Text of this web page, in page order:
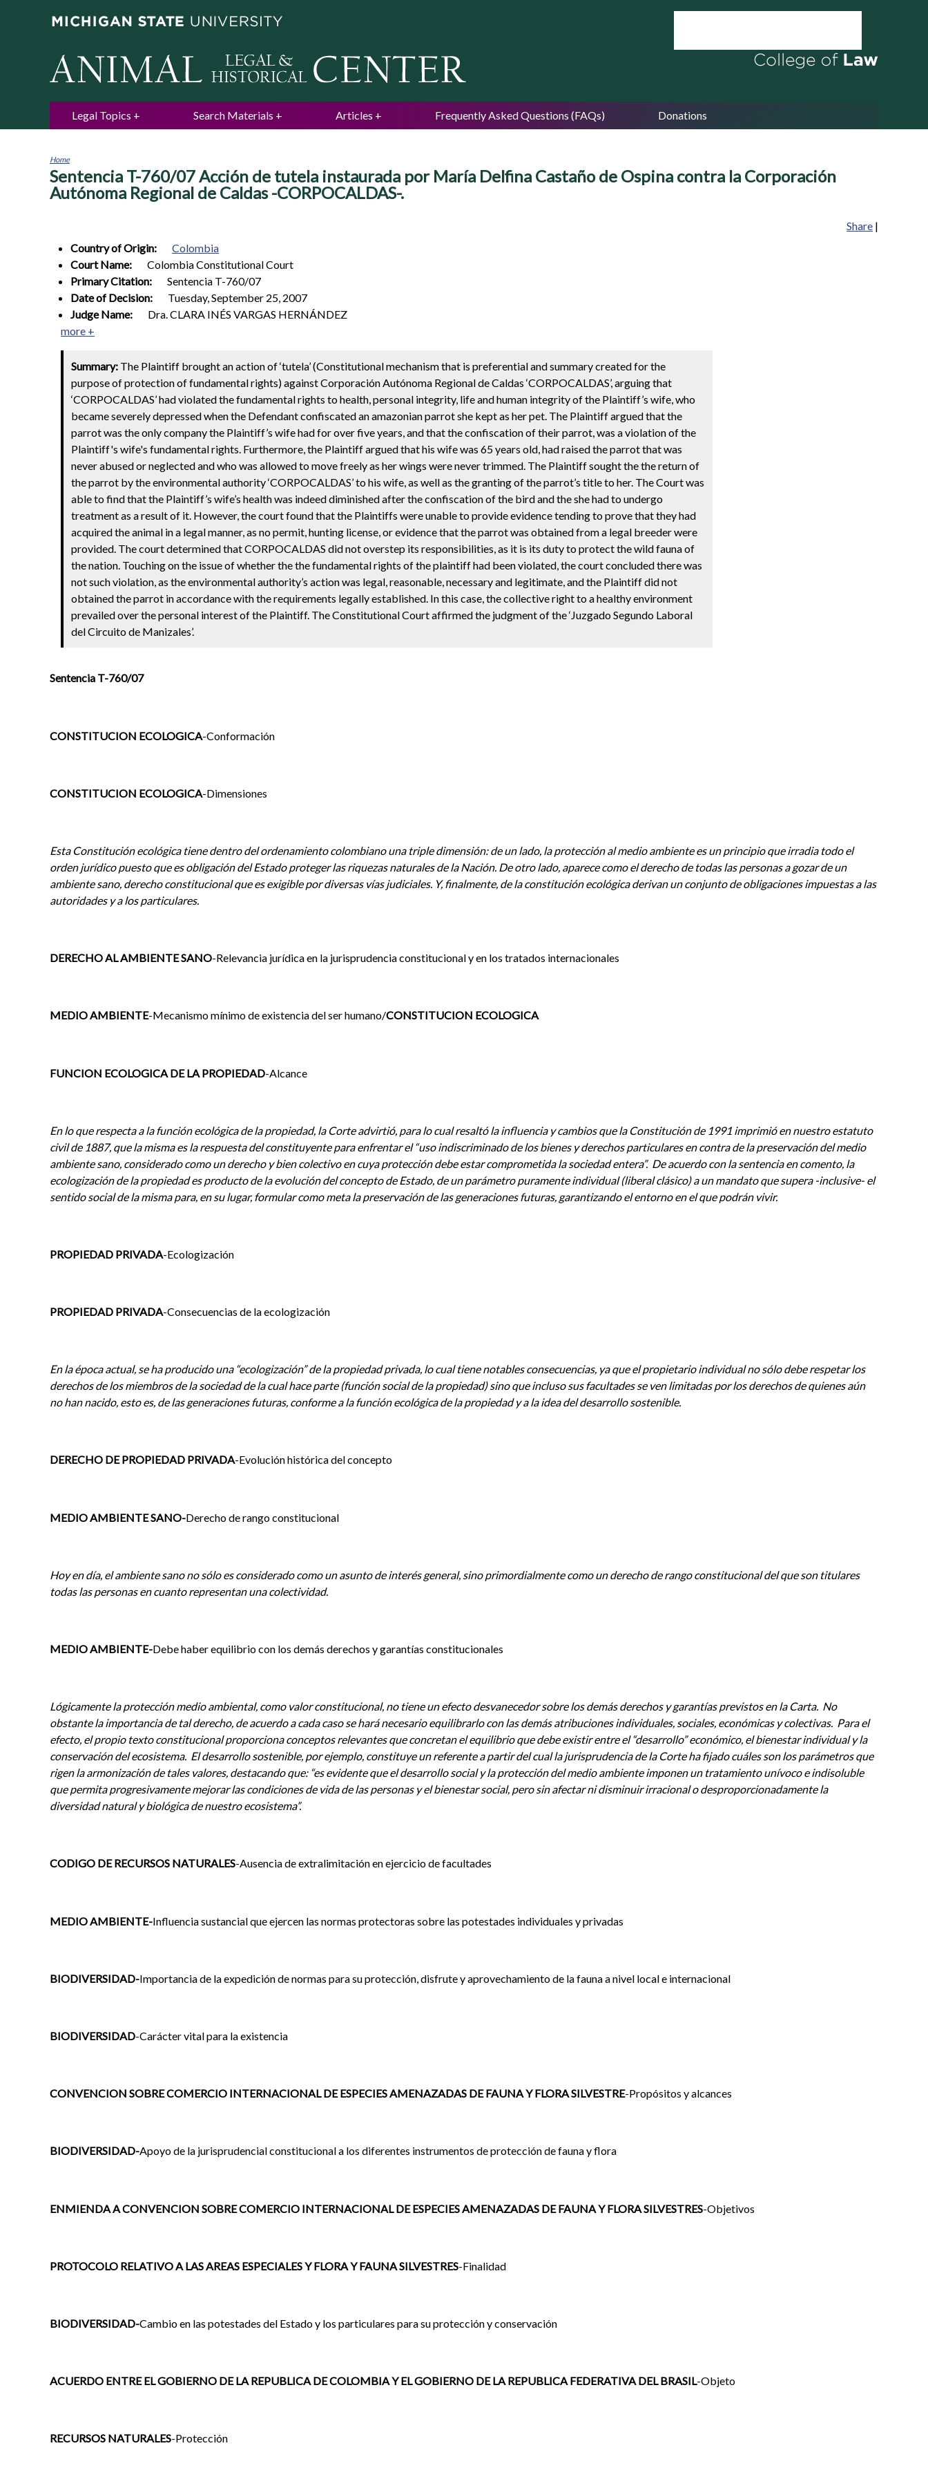
Legal Topics Search Materials Articles Frequently Asked Questions (FAQs) Donations
You
are
here
Home
Sentencia T-760/07 Acción de tutela instaurada por María Delfina Castaño de Ospina contra la Corporación
Autónoma Regional de Caldas -CORPOCALDAS-.
Share |
Country of Origin:
Colombia
Court Name:
Colombia Constitutional Court
Primary Citation:
Sentencia T-760/07
Date of Decision:
Tuesday, September 25, 2007
Judge Name:
Dra. CLARA INÉS VARGAS HERNÁNDEZ
more +
Summary: The Plaintiff brought an action of ‘tutela’ (Constitutional mechanism that is preferential and summary created for the
purpose of protection of fundamental rights) against Corporación Autónoma Regional de Caldas ‘CORPOCALDAS’, arguing that
‘CORPOCALDAS’ had violated the fundamental rights to health, personal integrity, life and human integrity of the Plaintiff’s wife, who
became severely depressed when the Defendant confiscated an amazonian parrot she kept as her pet. The Plaintiff argued that the
parrot was the only company the Plaintiff’s wife had for over five years, and that the confiscation of their parrot, was a violation of the
Plaintiff's wife's fundamental rights. Furthermore, the Plaintiff argued that his wife was 65 years old, had raised the parrot that was
never abused or neglected and who was allowed to move freely as her wings were never trimmed. The Plaintiff sought the the return of
the parrot by the environmental authority ‘CORPOCALDAS’ to his wife, as well as the granting of the parrot’s title to her. The Court was
able to find that the Plaintiff’s wife’s health was indeed diminished after the confiscation of the bird and the she had to undergo
treatment as a result of it. However, the court found that the Plaintiffs were unable to provide evidence tending to prove that they had
acquired the animal in a legal manner, as no permit, hunting license, or evidence that the parrot was obtained from a legal breeder were
provided. The court determined that CORPOCALDAS did not overstep its responsibilities, as it is its duty to protect the wild fauna of
the nation. Touching on the issue of whether the the fundamental rights of the plaintiff had been violated, the court concluded there was
not such violation, as the environmental authority’s action was legal, reasonable, necessary and legitimate, and the Plaintiff did not
obtained the parrot in accordance with the requirements legally established. In this case, the collective right to a healthy environment
prevailed over the personal interest of the Plaintiff. The Constitutional Court affirmed the judgment of the ‘Juzgado Segundo Laboral
del Circuito de Manizales’.
Sentencia T-760/07
CONSTITUCION ECOLOGICA-Conformación
CONSTITUCION ECOLOGICA-Dimensiones
Esta Constitución ecológica tiene dentro del ordenamiento colombiano una triple dimensión: de un lado, la protección al medio ambiente es un principio que irradia todo el
orden jurídico puesto que es obligación del Estado proteger las riquezas naturales de la Nación. De otro lado, aparece como el derecho de todas las personas a gozar de un
ambiente sano, derecho constitucional que es exigible por diversas vías judiciales. Y, finalmente, de la constitución ecológica derivan un conjunto de obligaciones impuestas a las
autoridades y a los particulares.
DERECHO AL AMBIENTE SANO-Relevancia jurídica en la jurisprudencia constitucional y en los tratados internacionales
MEDIO AMBIENTE-Mecanismo mínimo de existencia del ser humano/CONSTITUCION ECOLOGICA
FUNCION ECOLOGICA DE LA PROPIEDAD-Alcance
En lo que respecta a la función ecológica de la propiedad, la Corte advirtió, para lo cual resaltó la influencia y cambios que la Constitución de 1991 imprimió en nuestro estatuto
civil de 1887, que la misma es la respuesta del constituyente para enfrentar el “uso indiscriminado de los bienes y derechos particulares en contra de la preservación del medio
ambiente sano, considerado como un derecho y bien colectivo en cuya protección debe estar comprometida la sociedad entera”. De acuerdo con la sentencia en comento, la
ecologización de la propiedad es producto de la evolución del concepto de Estado, de un parámetro puramente individual (liberal clásico) a un mandato que supera -inclusive- el
sentido social de la misma para, en su lugar, formular como meta la preservación de las generaciones futuras, garantizando el entorno en el que podrán vivir.
PROPIEDAD PRIVADA-Ecologización
PROPIEDAD PRIVADA-Consecuencias de la ecologización
En la época actual, se ha producido una “ecologización” de la propiedad privada, lo cual tiene notables consecuencias, ya que el propietario individual no sólo debe respetar los
derechos de los miembros de la sociedad de la cual hace parte (función social de la propiedad) sino que incluso sus facultades se ven limitadas por los derechos de quienes aún
no han nacido, esto es, de las generaciones futuras, conforme a la función ecológica de la propiedad y a la idea del desarrollo sostenible.
DERECHO DE PROPIEDAD PRIVADA-Evolución histórica del concepto
MEDIO AMBIENTE SANO-Derecho de rango constitucional
Hoy en día, el ambiente sano no sólo es considerado como un asunto de interés general, sino primordialmente como un derecho de rango constitucional del que son titulares
todas las personas en cuanto representan una colectividad.
MEDIO AMBIENTE-Debe haber equilibrio con los demás derechos y garantías constitucionales
Lógicamente la protección medio ambiental, como valor constitucional, no tiene un efecto desvanecedor sobre los demás derechos y garantías previstos en la Carta. No
obstante la importancia de tal derecho, de acuerdo a cada caso se hará necesario equilibrarlo con las demás atribuciones individuales, sociales, económicas y colectivas. Para el
efecto, el propio texto constitucional proporciona conceptos relevantes que concretan el equilibrio que debe existir entre el “desarrollo” económico, el bienestar individual y la
conservación del ecosistema. El desarrollo sostenible, por ejemplo, constituye un referente a partir del cual la jurisprudencia de la Corte ha fijado cuáles son los parámetros que
rigen la armonización de tales valores, destacando que: “es evidente que el desarrollo social y la protección del medio ambiente imponen un tratamiento unívoco e indisoluble
que permita progresivamente mejorar las condiciones de vida de las personas y el bienestar social, pero sin afectar ni disminuir irracional o desproporcionadamente la
diversidad natural y biológica de nuestro ecosistema”.
CODIGO DE RECURSOS NATURALES-Ausencia de extralimitación en ejercicio de facultades
MEDIO AMBIENTE-Influencia sustancial que ejercen las normas protectoras sobre las potestades individuales y privadas
BIODIVERSIDAD-Importancia de la expedición de normas para su protección, disfrute y aprovechamiento de la fauna a nivel local e internacional
BIODIVERSIDAD-Carácter vital para la existencia
CONVENCION SOBRE COMERCIO INTERNACIONAL DE ESPECIES AMENAZADAS DE FAUNA Y FLORASILVESTRE-Propósitos y alcances
BIODIVERSIDAD-Apoyo de la jurisprudencial constitucional a los diferentes instrumentos de protección de fauna y flora
ENMIENDA A CONVENCION SOBRE COMERCIO INTERNACIONAL DE ESPECIES AMENAZADAS DE FAUNA Y FLORA SILVESTRES-Objetivos
PROTOCOLO RELATIVO A LAS AREAS ESPECIALES Y FLORA Y FAUNA SILVESTRES-Finalidad
BIODIVERSIDAD-Cambio en las potestades del Estado y los particulares para su protección y conservación
ACUERDO ENTRE EL GOBIERNO DE LA REPUBLICA DE COLOMBIA Y EL GOBIERNO DE LA REPUBLICA FEDERATIVA DEL BRASIL-Objeto
RECURSOS NATURALES-Protección